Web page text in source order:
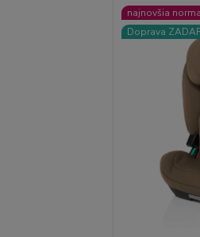
najnovšia
Doprava